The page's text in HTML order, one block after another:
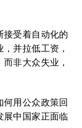
接受着自动化的
并拉低工资，
非大众失业，
用公众政策回
展中国家正面临